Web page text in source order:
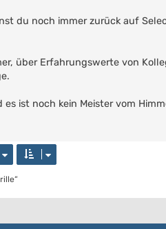
du noch immer zurück auf
über Erfahrungswerte von
es ist noch kein Meister vom